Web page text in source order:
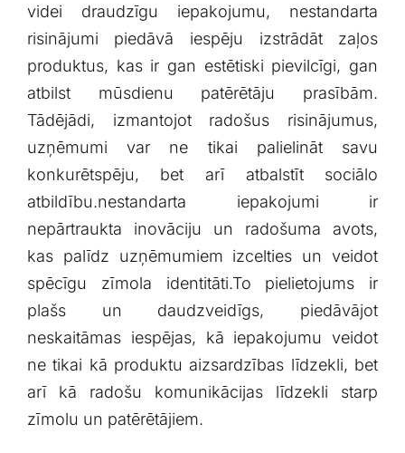
videi draudzīgu iepakojumu, nestandarta
risinājumi piedāvā iespēju⁢ izstrādāt zaļos
produktus, kas ir gan estētiski pievilcīgi, gan
atbilst ⁢mūsdienu patērētāju prasībām.
Tādējādi, izmantojot radošus risinājumus,
uzņēmumi var ne ⁤tikai palielināt savu⁣
konkurētspēju, bet ​arī atbalstīt sociālo
atbildību.nestandarta iepakojumi ir
nepārtraukta inovāciju un⁢ radošuma avots,
‍kas palīdz ⁤uzņēmumiem izcelties un veidot
spēcīgu zīmola identitāti.To pielietojums ir
plašs un ⁤daudzveidīgs, ⁣piedāvājot
neskaitāmas iespējas, kā iepakojumu veidot
ne tikai kā produktu aizsardzības⁤ līdzekli,⁤ bet
‌arī kā radošu ⁣komunikācijas ⁤līdzekli starp
zīmolu un patērētājiem. ⁣